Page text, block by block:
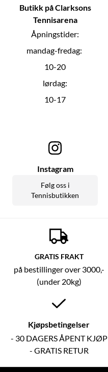
Butikk på Clarksons
Tennisarena
Åpningstider:
mandag-fredag:
10-20
lørdag:
10-17
Instagram
Følg oss i
Tennisbutikken
GRATIS FRAKT
på bestillinger over 3000,-
(under 20kg)
Kjøpsbetingelser
- 30 DAGERS ÅPENT KJØP
- GRATIS RETUR